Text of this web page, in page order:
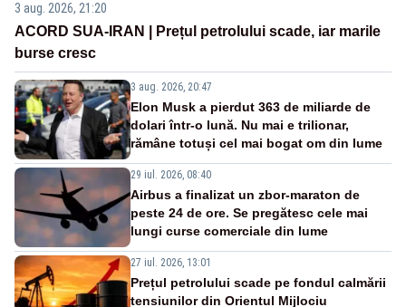
3 aug. 2026, 21:20
ACORD SUA-IRAN | Prețul petrolului scade, iar marile
burse cresc
3 aug. 2026, 20:47
Elon Musk a pierdut 363 de miliarde de
dolari într-o lună. Nu mai e trilionar,
rămâne totuși cel mai bogat om din lume
29 iul. 2026, 08:40
Airbus a finalizat un zbor-maraton de
peste 24 de ore. Se pregătesc cele mai
lungi curse comerciale din lume
27 iul. 2026, 13:01
Prețul petrolului scade pe fondul calmării
tensiunilor din Orientul Mijlociu